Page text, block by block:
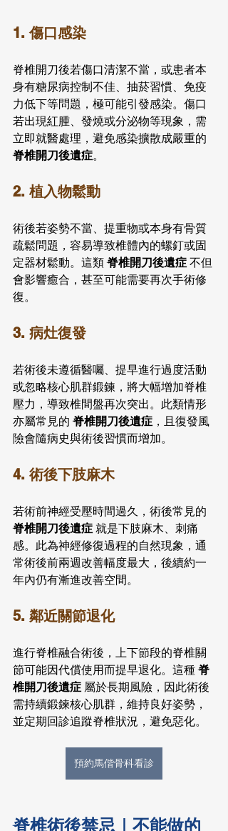
1. 傷口感染
脊椎開刀後若傷口清潔不當，或患者本
身有糖尿病控制不佳、抽菸習慣、免疫
力低下等問題，極可能引發感染。傷口
若出現紅腫、發燒或分泌物等現象，需
立即就醫處理，避免感染擴散成嚴重的
脊椎開刀後遺症。
2. 植入物鬆動
術後若姿勢不當、提重物或本身有骨質
疏鬆問題，容易導致椎體內的螺釘或固
定器材鬆動。這類 脊椎開刀後遺症 不但
會影響癒合，甚至可能需要再次手術修
復。
3. 病灶復發
若術後未遵循醫囑、提早進行過度活動
或忽略核心肌群鍛鍊，將大幅增加脊椎
壓力，導致椎間盤再次突出。此類情形
亦屬常見的 脊椎開刀後遺症 ，且復發風
險會隨病史與術後習慣而增加。
4. 術後下肢麻木
若術前神經受壓時間過久，術後常見的
脊椎開刀後遺症 就是下肢麻木、刺痛
感。此為神經修復過程的自然現象，通
常術後前兩週改善幅度最大，後續約一
年內仍有漸進改善空間。
5. 鄰近關節退化
進行脊椎融合術後，上下節段的脊椎關
節可能因代償使用而提早退化。這種 脊
椎開刀後遺症 屬於長期風險，因此術後
需持續鍛鍊核心肌群，維持良好姿勢，
並定期回診追蹤脊椎狀況，避免惡化。
預約馬偕骨科看診
脊椎術後禁忌｜不能做的